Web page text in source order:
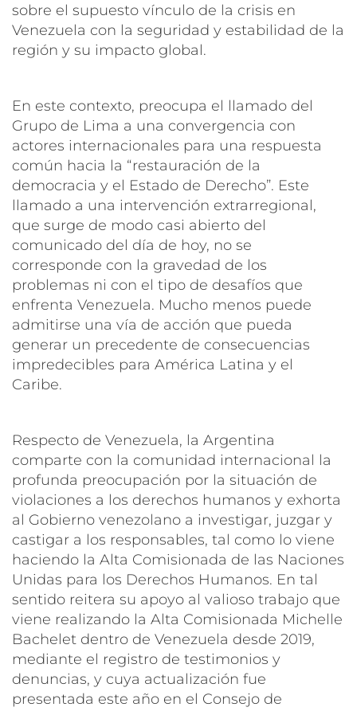
sobre el supuesto vínculo de la crisis en
Venezuela con la seguridad y estabilidad de la
región y su impacto global.
En este contexto, preocupa el llamado del
Grupo de Lima a una convergencia con
actores internacionales para una respuesta
común hacia la “restauración de la
democracia y el Estado de Derecho”. Este
llamado a una intervención extrarregional,
que surge de modo casi abierto del
comunicado del día de hoy, no se
corresponde con la gravedad de los
problemas ni con el tipo de desafíos que
enfrenta Venezuela. Mucho menos puede
admitirse una vía de acción que pueda
generar un precedente de consecuencias
impredecibles para América Latina y el
Caribe.
Respecto de Venezuela, la Argentina
comparte con la comunidad internacional la
profunda preocupación por la situación de
violaciones a los derechos humanos y exhorta
al Gobierno venezolano a investigar, juzgar y
castigar a los responsables, tal como lo viene
haciendo la Alta Comisionada de las Naciones
Unidas para los Derechos Humanos. En tal
sentido reitera su apoyo al valioso trabajo que
viene realizando la Alta Comisionada Michelle
Bachelet dentro de Venezuela desde 2019,
mediante el registro de testimonios y
denuncias, y cuya actualización fue
presentada este año en el Consejo de